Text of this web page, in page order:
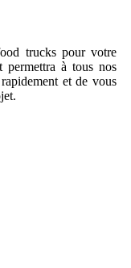
truckspour votre
permettra à tous nos
et de vous